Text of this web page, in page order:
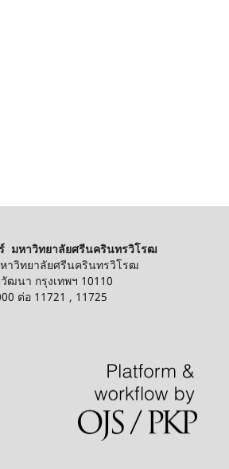
มหาวิทยาลัยศรีนครินทรวิโรฒ
าวิทยาลัยศรีนครินทรวิโรฒ
ฒนา กรุงเทพฯ 10110
ต่อ 11721 , 11725